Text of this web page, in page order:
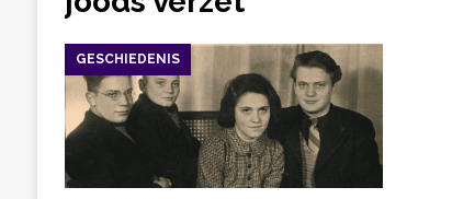
GESCHIEDENIS